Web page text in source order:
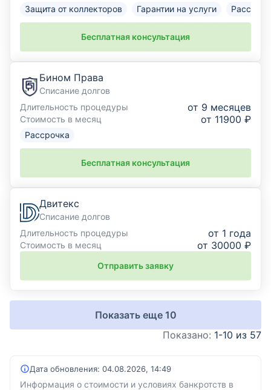
Защита от коллекторов Гарантии на услуги
Бесплатная консультация
Бином Права
Списание долгов
Длительность процедуры
от 9 месяцев
Стоимость в месяц от 11900 ₽
Рассрочка
Бесплатная консультация
Двитекс
Списание долгов
Длительность процедуры
от 1 года
Стоимость в месяц от 30000 ₽
Отправить заявку
Показать еще 10
Показано: 1-10 из 57
Дата обновления: 04.08.2026, 14:49
Информация о стоимости и условиях банкротств в